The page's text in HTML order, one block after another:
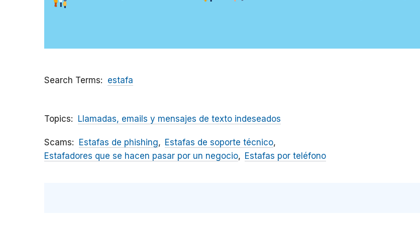
Search Terms estafa
Topics Llamadas, emails y mensajes de texto indeseados
Scams Estafas de phishing
Estafas de soporte técnico
Estafadores que se hacen pasar por un negocio
Estafas por teléfono